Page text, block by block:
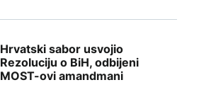
Hrvatski sabor usvojio
Rezoluciju o BiH, odbijeni
MOST-ovi amandmani